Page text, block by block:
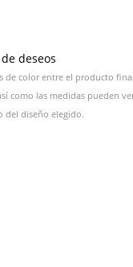
deseos
de color entre el producto
como las medidas pueden
del diseño elegido.